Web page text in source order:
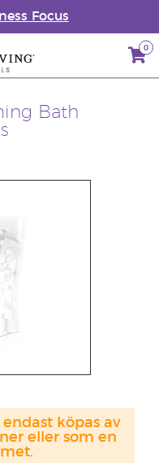
Focus
0
Bath
köpas av
eller som en